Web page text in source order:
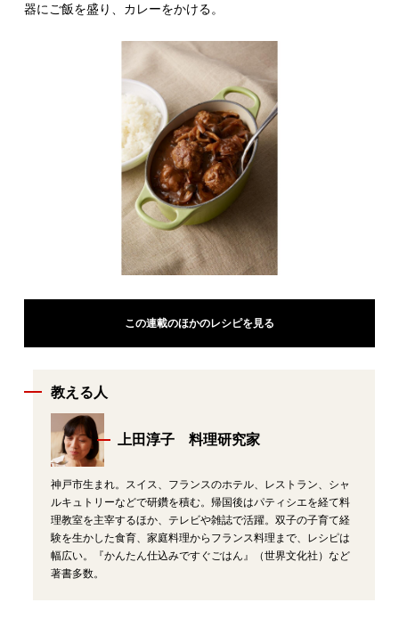
器にご飯を盛り、カレーをかける。
この連載のほかのレシピを見る
教える人
上田淳子 料理研究家
神戸市生まれ。スイス、フランスのホテル、レストラン、シャ
ルキュトリーなどで研鑽を積む。帰国後はパティシエを経て料
理教室を主宰するほか、テレビや雑誌で活躍。双子の子育て経
験を生かした食育、家庭料理からフランス料理まで、レシピは
幅広い。『かんたん仕込みですぐごはん』（世界文化社）など
著書多数。